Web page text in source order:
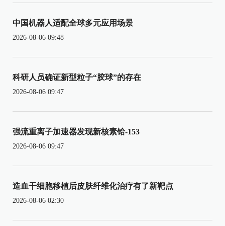
中国机器人适配全球多元应用场景
2026-08-06 09:48
科研人员确证新型粒子“胶球”的存在
2026-08-06 09:47
强流重离子加速器发现新核素铪-153
2026-08-06 09:47
造血干细胞移植后皮肤纤维化治疗有了新靶点
2026-08-06 02:30